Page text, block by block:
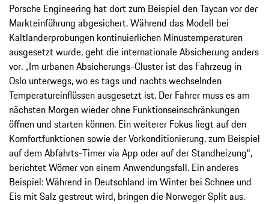
Porsche Engineering hat dort zum Beispiel den Taycan vor der
Markteinführung abgesichert. Während das Modell bei
Kaltlanderprobungen kontinuierlichen Minustemperaturen
ausgesetzt wurde, geht die internationale Absicherung anders
vor. „Im urbanen Absicherungs-Cluster ist das Fahrzeug in
Oslo unterwegs, wo es tags und nachts wechselnden
Temperatureinflüssen ausgesetzt ist. Der Fahrer muss es am
nächsten Morgen wieder ohne Funktionseinschränkungen
öffnen und starten können. Ein weiterer Fokus liegt auf den
Komfortfunktionen sowie der Vorkonditionierung, zum Beispiel
auf dem Abfahrts-Timer via App oder auf der Standheizung“,
berichtet Wörner von einem Anwendungsfall. Ein anderes
Beispiel: Während in Deutschland im Winter bei Schnee und
Eis mit Salz gestreut wird, bringen die Norweger Split aus.